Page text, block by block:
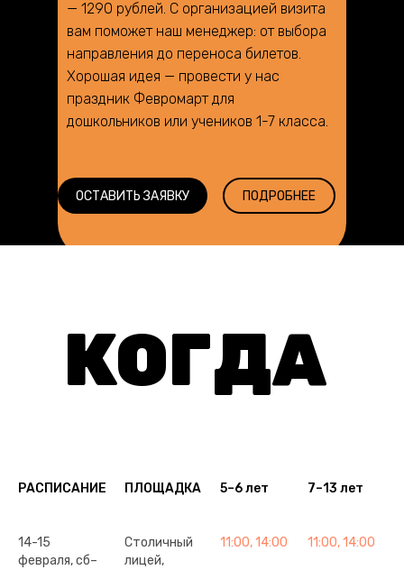
— 1290 рублей. С организацией визита
вам поможет наш менеджер: от выбора
направления до переноса билетов.
Хорошая идея — провести у нас
праздник Февромарт для
дошкольников или учеников 1-7 класса.
ОСТАВИТЬ ЗАЯВКУ ПОДРОБНЕЕ
КОГДА
РАСПИСАНИЕ ПЛОЩАДКА 5–6 лет 7–13 лет
14-15
февраля, сб–
Столичный
лицей,
11:00, 14:00 11:00, 14:00